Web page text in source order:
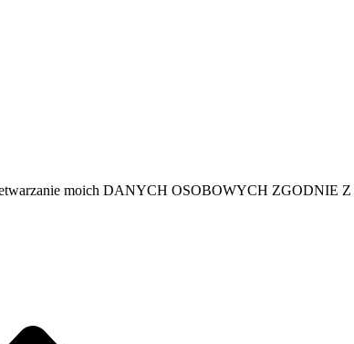
moich DANYCH OSOBOWYCH ZGODNIE Z